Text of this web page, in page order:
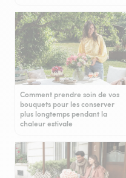
Comment prendre soin de vos
bouquets pour les conserver
plus longtemps pendant la
chaleur estivale